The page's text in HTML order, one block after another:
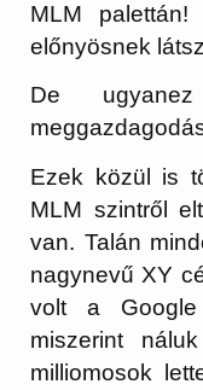
MLM
előnyösnek
De
Ezek közül is
MLM szintről
van. Talán
nagynevű XY
volt a Google
miszerint
milliomosok